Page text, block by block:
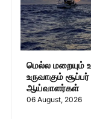
மெல்ல மறையும்
உருவாகும்
ஆய்வாளர்கள்
06 August, 2026